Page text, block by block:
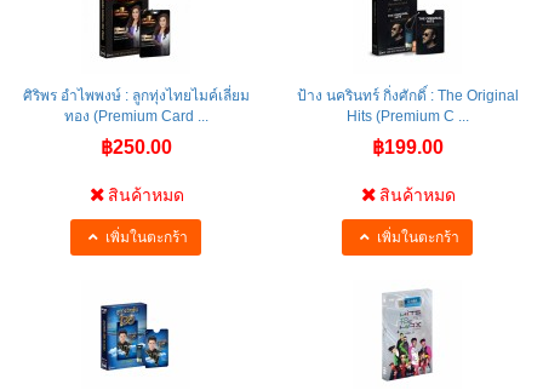
ศิริพร อำไพพงษ์ : ลูกทุ่งไทยไมค์เลี่ยม
ทอง (Premium Card ...
฿250.00
สินค้าหมด
เพิ่มในตะกร้า
ป้าง นครินทร์ กิ่งศักดิ์ : The Original
Hits (Premium C ...
฿199.00
สินค้าหมด
เพิ่มในตะกร้า